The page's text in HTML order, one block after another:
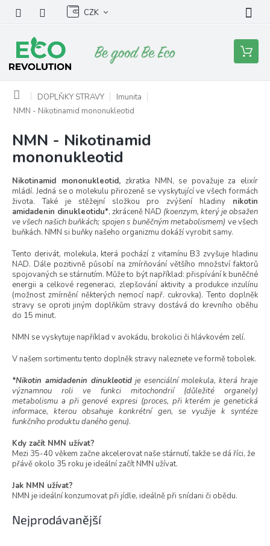
obsah
CZK
Nákupní
košík
Domů DOPLŇKY STRAVY
Imunita
NMN - Nikotinamid mononukleotid
NMN - Nikotinamid
mononukleotid
Nikotinamid mononukleotid,zkratka NMN, se považuje za elixír
mládí. Jedná se o molekulu přirozeně se vyskytující ve všech formách
života. Také je stěžejní složkou pro zvýšení hladiny nikotin
amidadenin dinukleotidu*, zkráceně NAD (koenzym, který je obsažen
ve všech našich buňkách; spojen s buněčným metabolismem) ve všech
buňkách. NMN si buňky našeho organizmu dokáží vyrobit samy.
Tento derivát, molekula, která pochází z vitamínu B3 zvyšuje hladinu
NAD. Dále pozitivně působí na zmírňování většího množství faktorů
spojovaných se stárnutím. Může to být například: přispívání k buněčné
energii a celkové regeneraci, zlepšování aktivity a produkce inzulínu
(možnost zmírnění některých nemocí např. cukrovka). Tento doplněk
stravy se oproti jiným doplňkům stravy dostává do krevního oběhu
do 15 minut.
NMN se vyskytuje například v avokádu, brokolici či hlávkovém zelí.
V našem sortimentu tento doplněk stravy naleznete ve formě tobolek.
*Nikotin amidadenin dinukleotid je esenciální molekula, která hraje
významnou roli ve funkci mitochondrií (důležité organely)
metabolismu a při genové expresi (proces, při kterém je genetická
informace, kterou obsahuje konkrétní gen, se využije k syntéze
funkčního produktu daného genu).
Kdy začít NMN užívat?
Mezi 35-40 věkem začne akcelerovat naše stárnutí, takže se dá říci, že
přávě okolo 35 roku je ideální začít NMN užívat.
Jak NMN užívat?
NMN je ideální konzumovat při jídle, ideálně při snídani či obědu.
Nejprodávanější